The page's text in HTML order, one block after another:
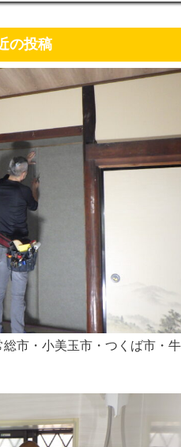
の投稿
市・小美玉市・つくば市・